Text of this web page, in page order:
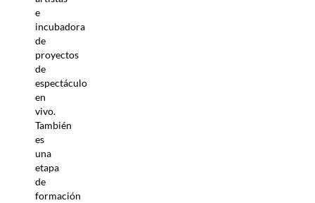
e
incubadora
de
proyectos
de
espectáculo
en
vivo.
También
es
una
etapa
de
formación